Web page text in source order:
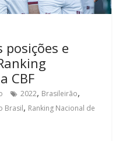
posições e
CBF
2022, Brasileirão,
Brasil, Ranking Nacional de